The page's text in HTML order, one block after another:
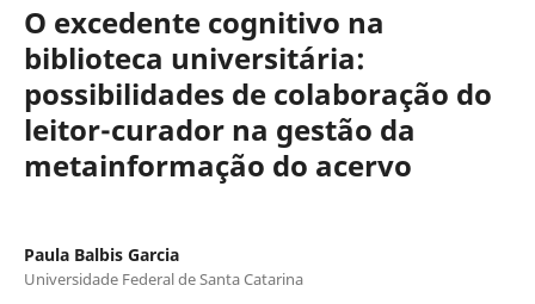
O excedente cognitivo na
biblioteca universitária:
possibilidades de colaboração do
leitor-curador na gestão da
metainformação do acervo
Paula Balbis Garcia
Universidade Federal de Santa Catarina